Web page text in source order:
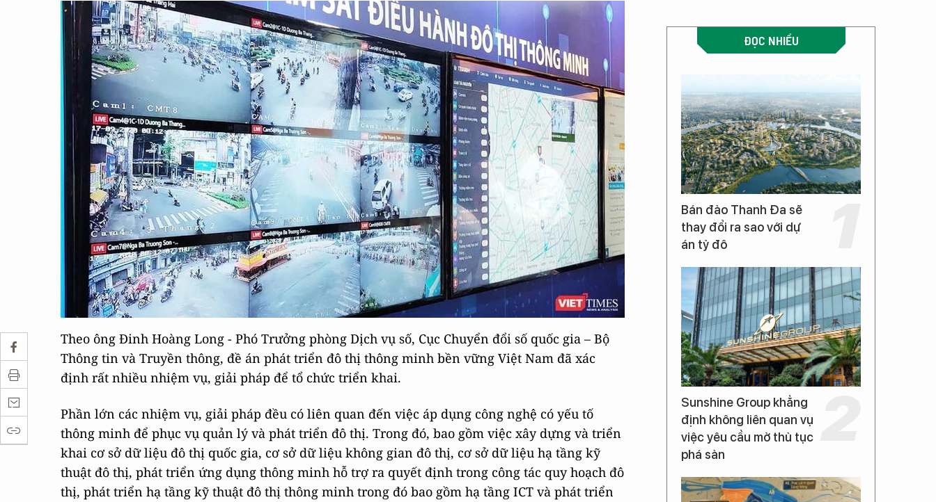
Theo ông Đinh Hoàng Long - Phó Trưởng phòng Dịch vụ số, Cục Chuyển đổi số quốc gia – Bộ
Thông tin và Truyền thông, đề án phát triển đô thị thông minh bền vững Việt Nam đã xác
định rất nhiều nhiệm vụ, giải pháp để tổ chức triển khai.
Phần lớn các nhiệm vụ, giải pháp đều có liên quan đến việc áp dụng công nghệ có yếu tố
thông minh để phục vụ quản lý và phát triển đô thị. Trong đó, bao gồm việc xây dựng và triển
khai cơ sở dữ liệu đô thị quốc gia, cơ sở dữ liệu không gian đô thị, cơ sở dữ liệu hạ tầng kỹ
thuật đô thị, phát triển ứng dụng thông minh hỗ trợ ra quyết định trong công tác quy hoạch đô
thị, phát triển hạ tầng kỹ thuật đô thị thông minh trong đó bao gồm hạ tầng ICT và phát triển
ĐỌC NHIỀU
Bán đảo Thanh Đa sẽ
thay đổi ra sao với dự
án tỷ đô
Sunshine Group khẳng
định không liên quan vụ
việc yêu cầu mở thủ tục
phá sản